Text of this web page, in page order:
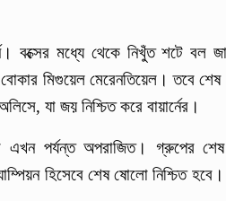
বক্সের মধ্যে থেকে নিখুঁত শটে বল
বোকার মিগুয়েল মেরেনতিয়েল। তবে
যা জয় নিশ্চিত করে বায়ার্নের।
এখন পর্যন্ত অপরাজিত। গ্রুপের
হিসেবে শেষ ষোলো নিশ্চিত